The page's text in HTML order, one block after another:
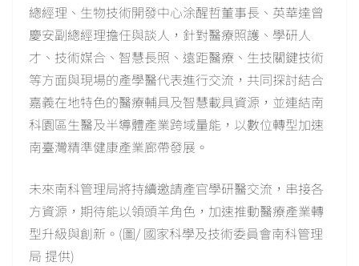
總經理、生物技術開發中心涂醒哲董事長、英華達曾
慶安副總經理擔任與談人，針對醫療照護、學研人
才、技術媒合、智慧長照、遠距醫療、生技關鍵技術
等方面與現場的產學醫代表進行交流，共同探討結合
嘉義在地特色的醫療輔具及智慧載具資源，並連結南
科園區生醫及半導體產業跨域量能，以數位轉型加速
南臺灣精準健康產業廊帶發展。
未來南科管理局將持續邀請產官學研醫交流，串接各
方資源，期待能以領頭羊角色，加速推動醫療產業轉
型升級與創新。(圖/ 國家科學及技術委員會南科管理
局 提供)